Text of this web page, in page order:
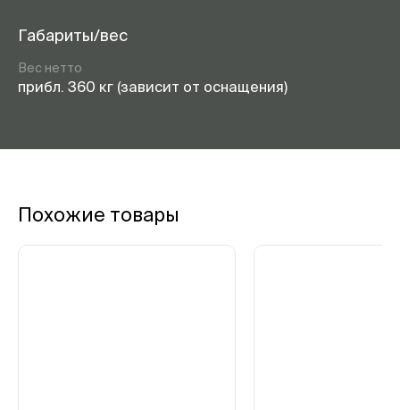
Габариты/вес
Вес нетто
прибл. 360 кг (зависит от оснащения)
Похожие товары